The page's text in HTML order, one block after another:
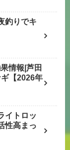
釣りでキ
情報|芦田
【2026年
イトロッ
性高まっ